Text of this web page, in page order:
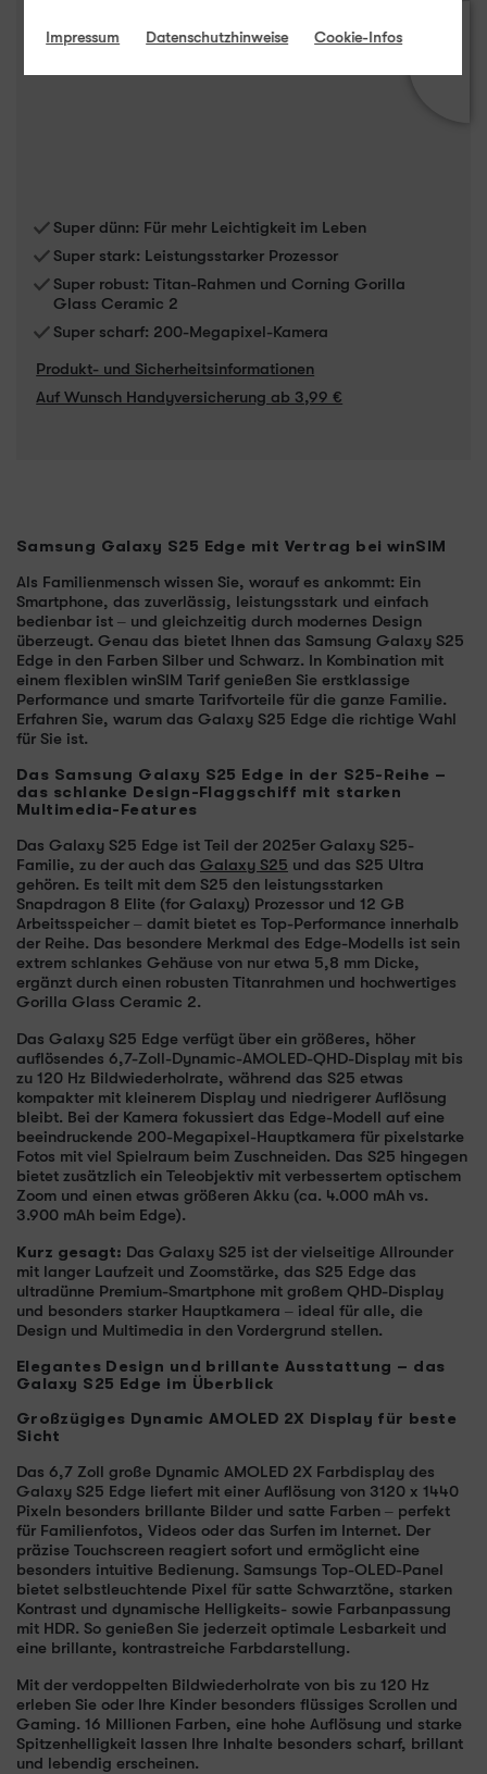
Super dünn: Für mehr Leichtigkeit im Leben
Super stark: Leistungsstarker Prozessor
Super robust: Titan-Rahmen und Corning Gorilla
Glass Ceramic 2
Super scharf: 200-Megapixel-Kamera
Produkt- und Sicherheitsinformationen
Auf Wunsch Handyversicherung ab 3,99 €
Samsung Galaxy S25 Edge mit Vertrag bei winSIM
Als Familienmensch wissen Sie, worauf es ankommt: Ein
Smartphone, das zuverlässig, leistungsstark und einfach
bedienbar ist – und gleichzeitig durch modernes Design
überzeugt. Genau das bietet Ihnen das Samsung Galaxy S25
Edge in den Farben Silber und Schwarz. In Kombination mit
einem flexiblen winSIM Tarif genießen Sie erstklassige
Performance und smarte Tarifvorteile für die ganze Familie.
Erfahren Sie, warum das Galaxy S25 Edge die richtige Wahl
für Sie ist.
Das Samsung Galaxy S25 Edge in der S25-Reihe –
das schlanke Design-Flaggschiff mit starken
Multimedia-Features
Das Galaxy S25 Edge ist Teil der 2025er Galaxy S25-
Familie, zu der auch das Galaxy S25 und das S25 Ultra
gehören. Es teilt mit dem S25 den leistungsstarken
Snapdragon 8 Elite (for Galaxy) Prozessor und 12 GB
Arbeitsspeicher – damit bietet es Top-Performance innerhalb
der Reihe. Das besondere Merkmal des Edge-Modells ist sein
extrem schlankes Gehäuse von nur etwa 5,8 mm Dicke,
ergänzt durch einen robusten Titanrahmen und hochwertiges
Gorilla Glass Ceramic 2.
Das Galaxy S25 Edge verfügt über ein größeres, höher
auflösendes 6,7-Zoll-Dynamic-AMOLED-QHD-Display mit bis
zu 120 Hz Bildwiederholrate, während das S25 etwas
kompakter mit kleinerem Display und niedrigerer Auflösung
bleibt. Bei der Kamera fokussiert das Edge-Modell auf eine
beeindruckende 200-Megapixel-Hauptkamera für pixelstarke
Fotos mit viel Spielraum beim Zuschneiden. Das S25 hingegen
bietet zusätzlich ein Teleobjektiv mit verbessertem optischem
Zoom und einen etwas größeren Akku (ca. 4.000 mAh vs.
3.900 mAh beim Edge).
Kurz gesagt: Das Galaxy S25 ist der vielseitige Allrounder
mit langer Laufzeit und Zoomstärke, das S25 Edge das
ultradünne Premium-Smartphone mit großem QHD-Display
und besonders starker Hauptkamera – ideal für alle, die
Design und Multimedia in den Vordergrund stellen.
Elegantes Design und brillante Ausstattung – das
Galaxy S25 Edge im Überblick
Großzügiges Dynamic AMOLED 2X Display für beste
Sicht
Das 6,7 Zoll große Dynamic AMOLED 2X Farbdisplay des
Galaxy S25 Edge liefert mit einer Auflösung von 3120 x 1440
Pixeln besonders brillante Bilder und satte Farben – perfekt
für Familienfotos, Videos oder das Surfen im Internet. Der
präzise Touchscreen reagiert sofort und ermöglicht eine
besonders intuitive Bedienung. Samsungs Top-OLED-Panel
bietet selbstleuchtende Pixel für satte Schwarztöne, starken
Kontrast und dynamische Helligkeits- sowie Farbanpassung
mit HDR. So genießen Sie jederzeit optimale Lesbarkeit und
eine brillante, kontrastreiche Farbdarstellung.
Mit der verdoppelten Bildwiederholrate von bis zu 120 Hz
erleben Sie oder Ihre Kinder besonders flüssiges Scrollen und
Gaming. 16 Millionen Farben, eine hohe Auflösung und starke
Spitzenhelligkeit lassen Ihre Inhalte besonders scharf, brillant
und lebendig erscheinen.
Impressum Datenschutzhinweise Cookie-Infos